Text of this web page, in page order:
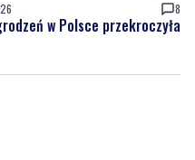
8
w Polsce przekroczyła